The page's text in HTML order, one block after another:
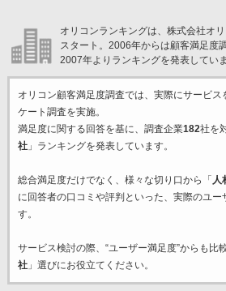
オリコンランキングは、株式会社オ
スタート。2006年からは顧客満足度
2007年よりランキングを発表していま
オリコン顧客満足度調査では、実際にサービス
ケート調査を実施。
満足度に関する回答を基に、調査企業182社を
社」ランキングを発表しています。
総合満足度だけでなく、様々な切り口から「 人
に回答者の口コミや評判といった、実際のユー
す。
サービス検討の際、“ユーザー満足度”からも比
社」選びにお役立てください。